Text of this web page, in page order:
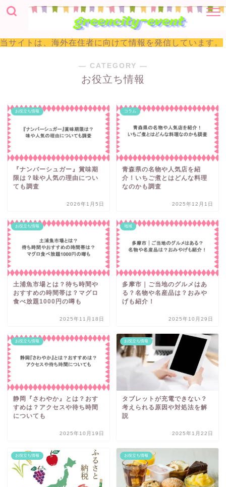
当サイトは、海外在住者に向けて情報を発信しています。
― CATEGORY ―
お役立ち情報
お役立ち情報
『ナンバーシュガー』賞味期
限は？味や人気の理由につい
ても調査
2026年1月5日
コラム
青森県の名物や人気店を紹
介！いちご煮とはどんな料理
なのかも調査
2025年12月1日
お役立ち情報
土浦魚市場とは？待ち時間や
おすすめの時間帯は？マグロ
食べ放題1000円の噂も
2025年11月18日
地域
多摩市｜ご当地のグルメはあ
る？名物や名産品は？おみや
げも紹介！
2025年10月29日
お役立ち情報
静岡『さわやか』とは？おす
すめは？アクセスや待ち時間
についても
2025年10月19日
お役立ち情報
タブレットが充電できない？
考えられる原因や対処法を解
説
2025年1月22日
お役立ち情報 お役立ち情報